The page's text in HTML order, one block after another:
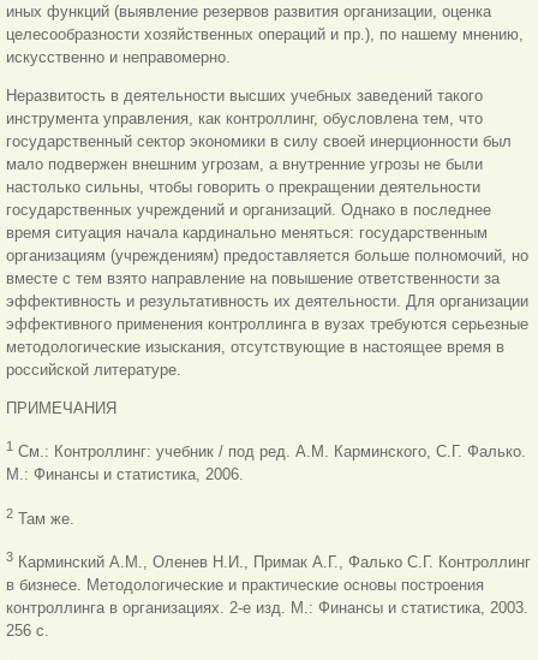
иных функций (выявление резервов развития организации, оценка
целесообразности хозяйственных операций и пр.), по нашему мнению,
искусственно и неправомерно.
Неразвитость в деятельности высших учебных заведений такого
инструмента управления, как контроллинг, обусловлена тем, что
государственный сектор экономики в силу своей инерционности был
мало подвержен внешним угрозам, а внутренние угрозы не были
настолько сильны, чтобы говорить о прекращении деятельности
государственных учреждений и организаций. Однако в последнее
время ситуация начала кардинально меняться: государственным
организациям (учреждениям) предоставляется больше полномочий, но
вместе с тем взято направление на повышение ответственности за
эффективность и результативность их деятельности. Для организации
эффективного применения контроллинга в вузах требуются серьезные
методологические изыскания, отсутствующие в настоящее время в
российской литературе.
ПРИМЕЧАНИЯ
1 См.: Контроллинг: учебник / под ред. А.М. Карминского, С.Г. Фалько.
М.: Финансы и статистика, 2006.
2 Там же.
3 Карминский А.М., Оленев Н.И., Примак А.Г., Фалько С.Г. Контроллинг
в бизнесе. Методологические и практические основы построения
контроллинга в организациях. 2-е изд. М.: Финансы и статистика, 2003.
256 с.